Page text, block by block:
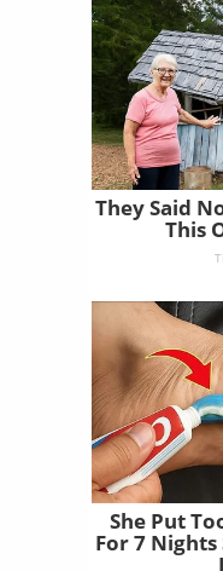
They Said
This
She Put
For 7